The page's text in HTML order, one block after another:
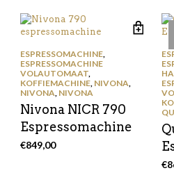
ESPRESSOMACHINE,
ESPRESSOMACHINE
VOLAUTOMAAT,
KOFFIEMACHINE, NIVONA
NIVONA NIVONA
Nivona NICR 790
Espressomachine
€849,00
€